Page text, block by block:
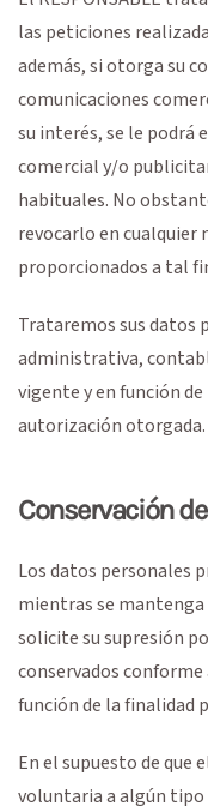
las peticiones
además, si otorga su
comunicaciones
su interés, se le podrá
comercial y/o
habituales. No
revocarlo en cualquier
proporcionados a tal
Trataremos sus datos
administrativa,
vigente y en función
autorización otorgada.
Conservación
Los datos personales
mientras se mantenga
solicite su supresión
conservados
función de la finalidad
En el supuesto de que
voluntaria a algún tipo